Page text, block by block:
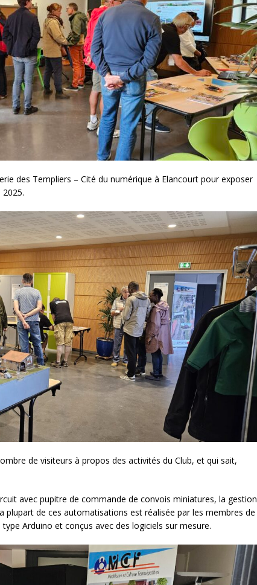
des Templiers – Cité du numérique à Elancourt pour exposer
2025.
de visiteurs à propos des activités du Club, et qui sait,
avec pupitre de commande de convois miniatures, la gestion
plupart de ces automatisations est réalisée par les membres de
Arduino et conçus avec des logiciels sur mesure.